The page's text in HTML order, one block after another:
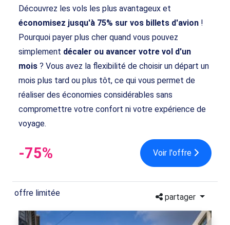
Découvrez les vols les plus avantageux et
économisez jusqu'à 75% sur vos billets d'avion !
Pourquoi payer plus cher quand vous pouvez
simplement décaler ou avancer votre vol d'un
mois ? Vous avez la flexibilité de choisir un départ un
mois plus tard ou plus tôt, ce qui vous permet de
réaliser des économies considérables sans
compromettre votre confort ni votre expérience de
voyage.
-75% Voir l'offre
offre limitée partager